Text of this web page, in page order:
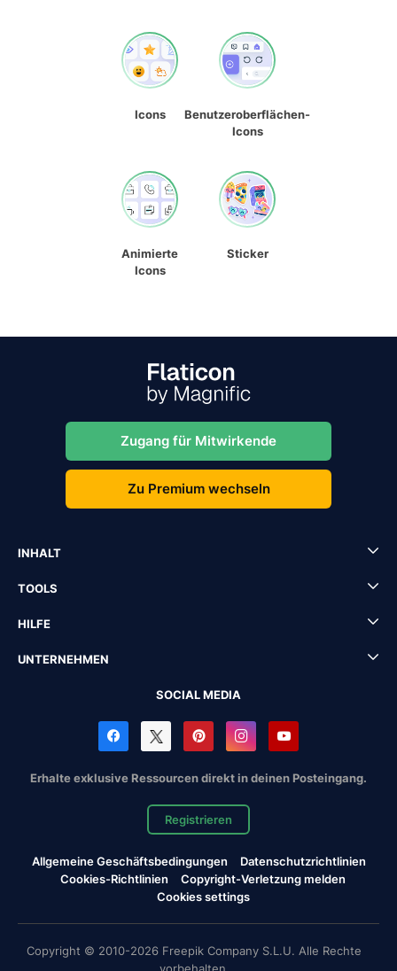
Icons
Benutzeroberflächen-
Icons
Animierte
Icons
Sticker
Zugang für Mitwirkende
Zu Premium wechseln
INHALT
TOOLS
HILFE
UNTERNEHMEN
SOCIAL MEDIA
Erhalte exklusive Ressourcen direkt in deinen Posteingang.
Registrieren
Allgemeine Geschäftsbedingungen
Datenschutzrichtlinien
Cookies-Richtlinien
Copyright-Verletzung melden
Cookies settings
Copyright © 2010-2026 Freepik Company S.L.U. Alle Rechte